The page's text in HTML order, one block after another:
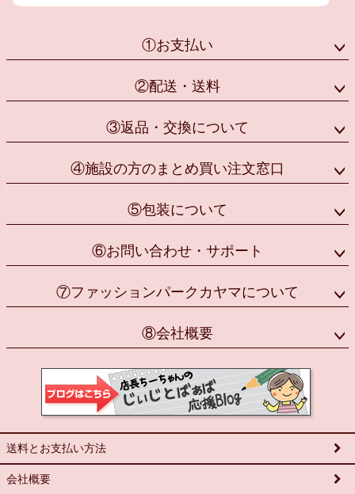
①お支払い
②配送・送料
③返品・交換について
④施設の方のまとめ買い注文窓口
⑤包装について
⑥お問い合わせ・サポート
⑦ファッションパークカヤマについて
⑧会社概要
送料とお支払い方法
会社概要